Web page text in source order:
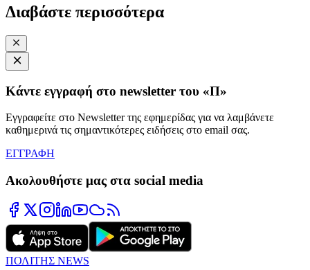
Διαβάστε περισσότερα
Κάντε εγγραφή στο newsletter του «Π»
Εγγραφείτε στο Newsletter της εφημερίδας για να λαμβάνετε
καθημερινά τις σημαντικότερες ειδήσεις στο email σας.
ΕΓΓΡΑΦΗ
Ακολουθήστε μας στα social media
ΠΟΛΙΤΗΣ NEWS